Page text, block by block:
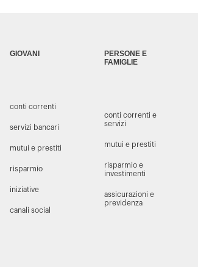
GIOVANI
conti correnti
servizi bancari
mutui e prestiti
risparmio
iniziative
canali social
PERSONE E
FAMIGLIE
conti correnti e
servizi
mutui e prestiti
risparmio e
investimenti
assicurazioni e
previdenza